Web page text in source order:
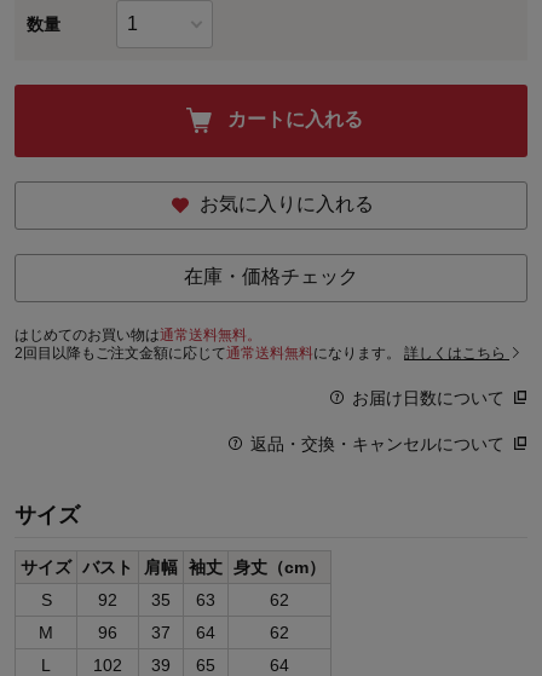
数量
カートに入れる
お気に入りに入れる
在庫・価格チェック
はじめてのお買い物は通常送料無料。
2回目以降もご注文金額に応じて通常送料無料になります。 詳しくはこちら
お届け日数について
返品・交換・キャンセルについて
サイズ
サイズ バスト 肩幅 袖丈 身丈（cm）
S
92 35 63
62
M
96 37 64
62
L
102 39 65
64